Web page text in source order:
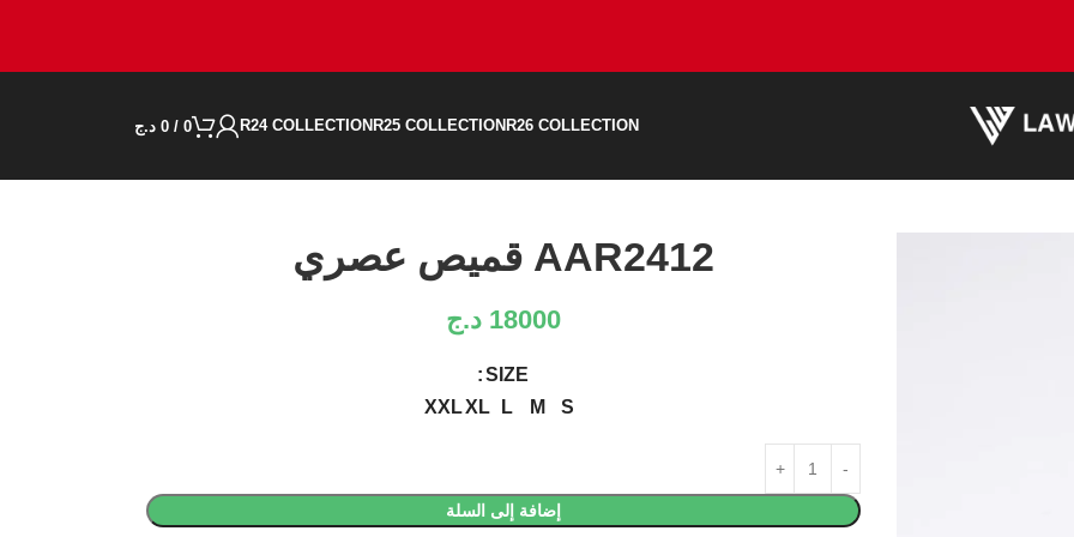
R26 COLLECTION
R25 COLLECTION
R24 COLLECTION
0
/
0 د.ج
AAR2412 قميص عصري
18000 د.ج
SIZE
S
M
L
XL
XXL
إضافة إلى السلة